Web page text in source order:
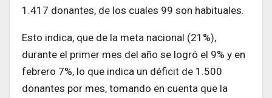
1.417 donantes, de los cuales 99 son habituales.
Esto indica, que de la meta nacional (21%),
durante el primer mes del año se logró el 9% y en
febrero 7%, lo que indica un déficit de 1.500
donantes por mes, tomando en cuenta que la